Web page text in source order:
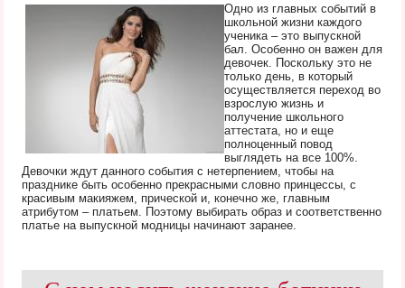
Одно из главных событий в
школьной жизни каждого
ученика – это выпускной
бал. Особенно он важен для
девочек. Поскольку это не
только день, в который
осуществляется переход во
взрослую жизнь и
получение школьного
аттестата, но и еще
полноценный повод
выглядеть на все 100%.
Девочки ждут данного события с нетерпением, чтобы на
празднике быть особенно прекрасными словно принцессы, с
красивым макияжем, прической и, конечно же, главным
атрибутом – платьем. Поэтому выбирать образ и соответственно
платье на выпускной модницы начинают заранее.